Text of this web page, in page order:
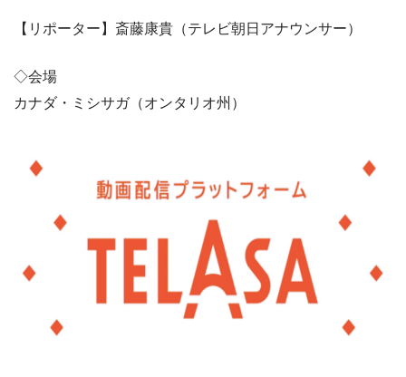
【リポーター】斎藤康貴（テレビ朝日アナウンサー）
◇会場
カナダ・ミシサガ（オンタリオ州）